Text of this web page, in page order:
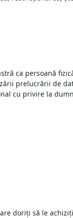
ca persoană
prelucrării de
cu privire la
doriți să le